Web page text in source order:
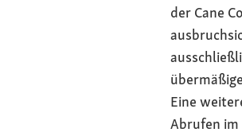
der Cane
Eine
Abrufen im